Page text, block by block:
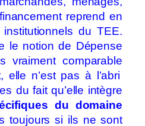
reprend en
du TEE.
le notion de Dépense
vraiment comparable
elle n’est pas à l’abri
du fait qu’elle intègre
du domaine
toujours si ils ne sont